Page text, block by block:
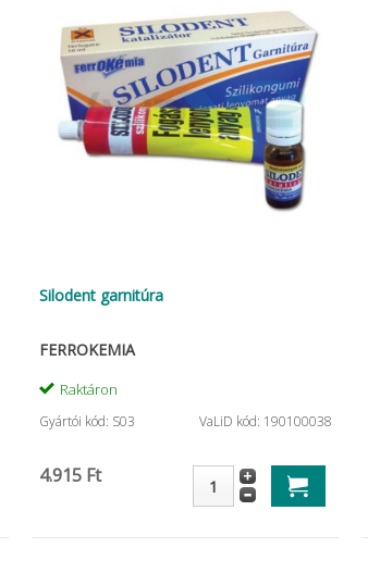
Silodent garnitúra
FERROKEMIA
Raktáron
Gyártói kód: S03 VaLiD kód: 190100038
4.915 Ft